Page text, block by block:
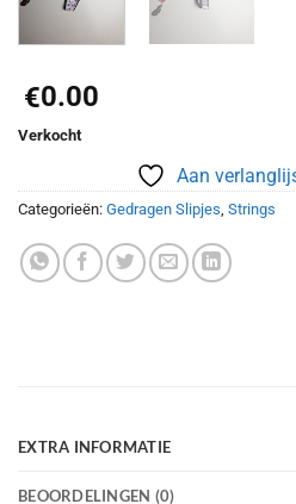
€0.00
Verkocht
Aan
Categorieën: Gedragen Slipjes Strings
EXTRA INFORMATIE
BEOORDELINGEN (0)